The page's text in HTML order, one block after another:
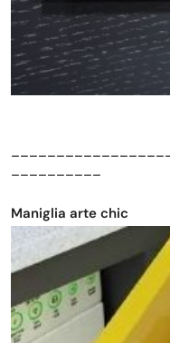
Maniglia arte chic